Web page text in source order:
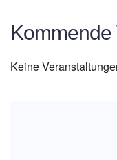
Kommende
Keine